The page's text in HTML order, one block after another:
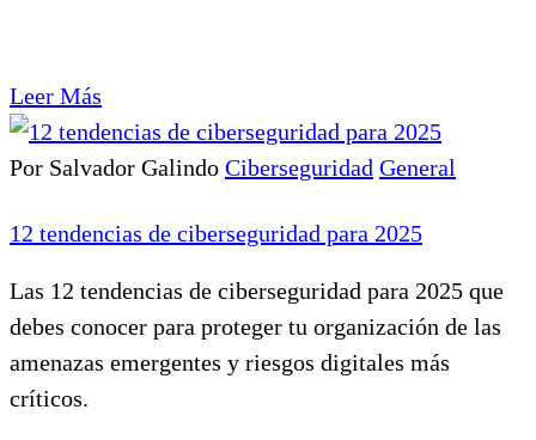
Leer Más
Por Salvador Galindo Ciberseguridad General
12 tendencias de ciberseguridad para 2025
Las 12 tendencias de ciberseguridad para 2025 que
debes conocer para proteger tu organización de las
amenazas emergentes y riesgos digitales más
críticos.